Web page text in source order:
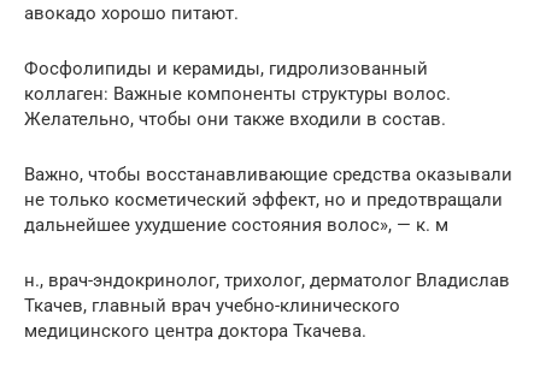
авокадо хорошо питают.
Фосфолипиды и керамиды, гидролизованный
коллаген: Важные компоненты структуры волос.
Желательно, чтобы они также входили в состав.
Важно, чтобы восстанавливающие средства оказывали
не только косметический эффект, но и предотвращали
дальнейшее ухудшение состояния волос», — к. м
н., врач-эндокринолог, трихолог, дерматолог Владислав
Ткачев, главный врач учебно-клинического
медицинского центра доктора Ткачева.